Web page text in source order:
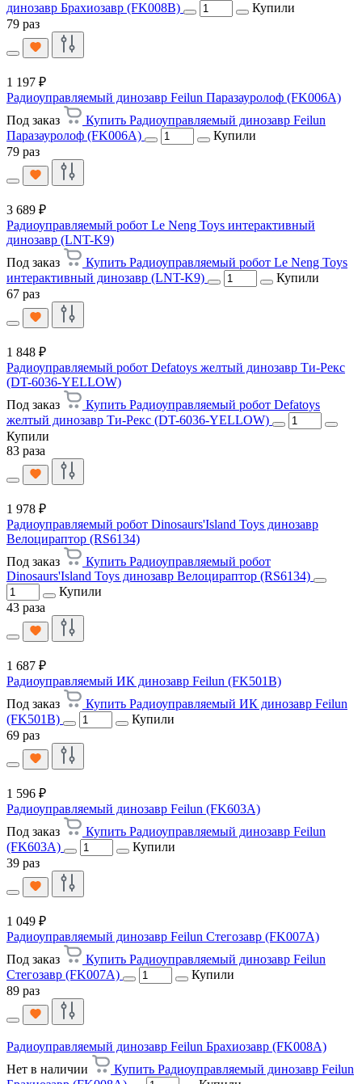
динозавр Брахиозавр (FK008B)
Купили
79 раз
1 197 ₽
Радиоуправляемый динозавр Feilun Паразауролоф (FK006A)
Под заказ
Купить Радиоуправляемый динозавр Feilun
Паразауролоф (FK006A)
Купили
79 раз
3 689 ₽
Радиоуправляемый робот Le Neng Toys интерактивный
динозавр (LNT-K9)
Под заказ
Купить Радиоуправляемый робот Le Neng Toys
интерактивный динозавр (LNT-K9)
Купили
67 раз
1 848 ₽
Радиоуправляемый робот Defatoys желтый динозавр Ти-Рекс
(DT-6036-YELLOW)
Под заказ
Купить Радиоуправляемый робот Defatoys
желтый динозавр Ти-Рекс (DT-6036-YELLOW)
Купили
83 раза
1 978 ₽
Радиоуправляемый робот Dinosaurs'Island Toys динозавр
Велоцираптор (RS6134)
Под заказ
Купить Радиоуправляемый робот
Dinosaurs'Island Toys динозавр Велоцираптор (RS6134)
Купили
43 раза
1 687 ₽
Радиоуправляемый ИК динозавр Feilun (FK501B)
Под заказ
Купить Радиоуправляемый ИК динозавр Feilun
(FK501B)
Купили
69 раз
1 596 ₽
Радиоуправляемый динозавр Feilun (FK603A)
Под заказ
Купить Радиоуправляемый динозавр Feilun
(FK603A)
Купили
39 раз
1 049 ₽
Радиоуправляемый динозавр Feilun Стегозавр (FK007A)
Под заказ
Купить Радиоуправляемый динозавр Feilun
Стегозавр (FK007A)
Купили
89 раз
Радиоуправляемый динозавр Feilun Брахиозавр (FK008A)
Нет в наличии
Купить Радиоуправляемый динозавр Feilun